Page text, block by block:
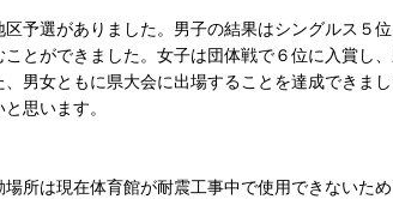
予選がありました。男子の結果はシングルス５
とができました。女子は団体戦で６位に入賞し
、男女ともに県大会に出場することを達成できま
思います。
所は現在体育館が耐震工事中で使用できないた